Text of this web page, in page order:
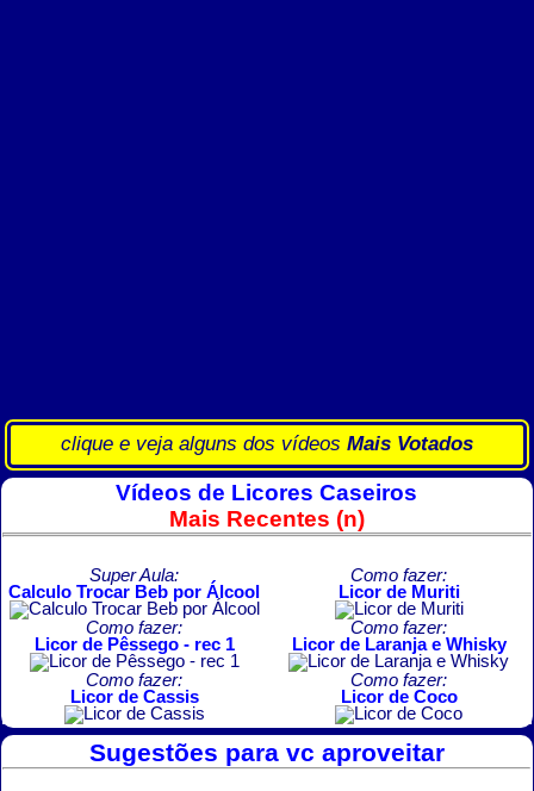
clique e veja alguns dos vídeos Mais Votados
Vídeos de Licores Caseiros
Mais Recentes (n)
Super Aula:
Calculo Trocar Beb por Álcool
Como fazer:
Licor de Muriti
Como fazer:
Licor de Pêssego - rec 1
Como fazer:
Licor de Laranja e Whisky
Como fazer:
Licor de Cassis
Como fazer:
Licor de Coco
Sugestões para vc aproveitar